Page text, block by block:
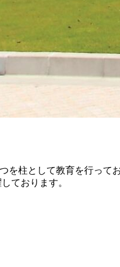
を柱として教育を行ってお
ております。